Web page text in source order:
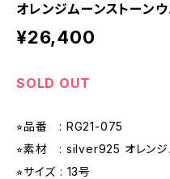
オレンジムーンストーン
¥26,400
SOLD OUT
⭐︎品番 : RG21-075
⭐︎素材 : silver925 オレンジ
⭐︎サイズ : 13号